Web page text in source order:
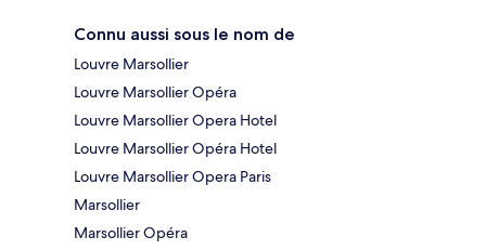
Connu aussi sous le nom de
Louvre Marsollier
Louvre Marsollier Opéra
Louvre Marsollier Opera Hotel
Louvre Marsollier Opéra Hotel
Louvre Marsollier Opera Paris
Marsollier
Marsollier Opéra